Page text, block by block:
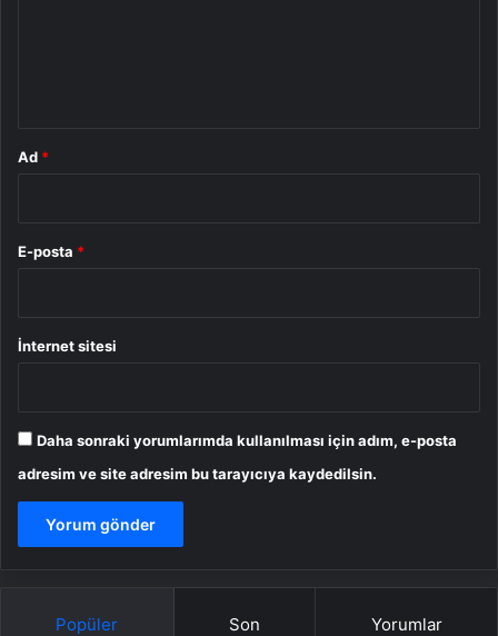
Ad *
E-posta *
İnternet sitesi
Daha sonraki yorumlarımda kullanılması için adım, e-posta
adresim ve site adresim bu tarayıcıya kaydedilsin.
Popüler Son Yorumlar